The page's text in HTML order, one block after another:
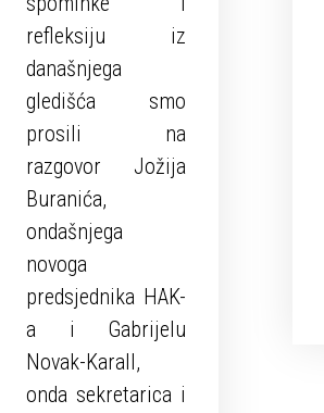
refleksiju iz
današnjega
gledišća smo
prosili na
razgovor Jožija
Buranića,
ondašnjega
novoga
predsjednika HAK-
a i Gabrijelu
Novak-Karall,
onda sekretarica i